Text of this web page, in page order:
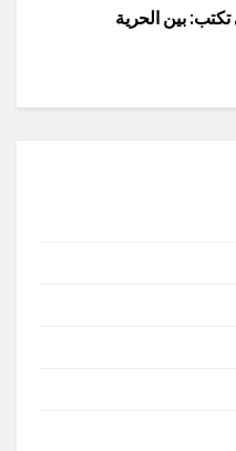
بين الحرية